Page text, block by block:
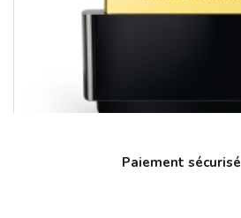
Paiement sécurisé